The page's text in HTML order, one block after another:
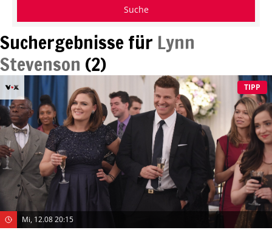
Suchergebnisse für Lynn
Stevenson (2)
TIPP
Mi, 12.08 20:15
Suche